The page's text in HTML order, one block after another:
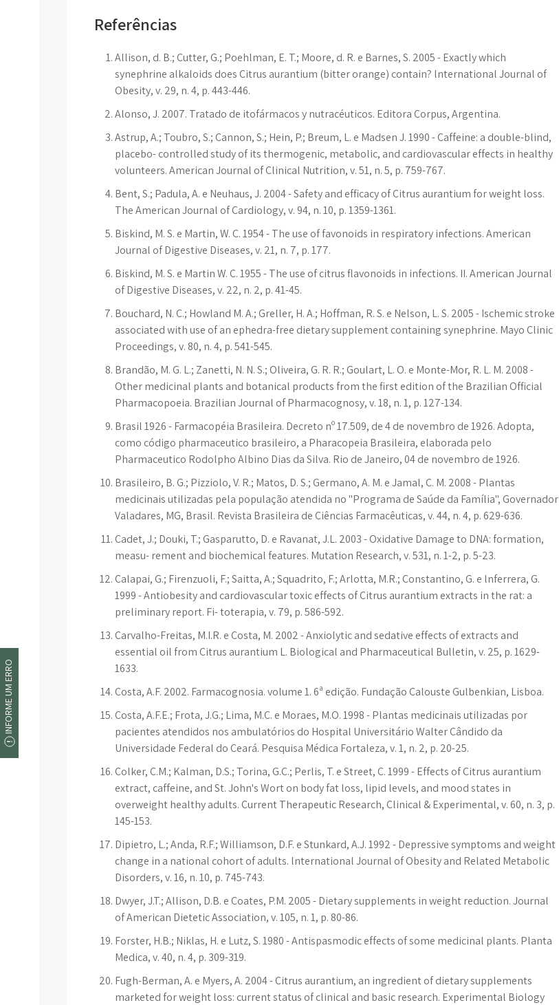
Referências
Allison, d. B.; Cutter, G.; Poehlman, E. T.; Moore, d. R. e Barnes, S. 2005 - Exactly which
synephrine alkaloids does Citrus aurantium (bitter orange) contain? lnternational Journal of
Obesity, v. 29, n. 4, p. 443-446.
Alonso, J. 2007. Tratado de itofármacos y nutracéuticos. Editora Corpus, Argentina.
Astrup, A.; Toubro, S.; Cannon, S.; Hein, P.; Breum, L. e Madsen J. 1990 - Caffeine: a double-blind,
placebo- controlled study of its thermogenic, metabolic, and cardiovascular effects in healthy
volunteers. American Journal of Clinical Nutrition, v. 51, n. 5, p. 759-767.
Bent, S.; Padula, A. e Neuhaus, J. 2004 - Safety and efficacy of Citrus aurantium for weight loss.
The American Journal of Cardiology, v. 94, n. 10, p. 1359-1361.
Biskind, M. S. e Martin, W. C. 1954 - The use of favonoids in respiratory infections. American
Journal of Digestive Diseases, v. 21, n. 7, p. 177.
Biskind, M. S. e Martin W. C. 1955 - The use of citrus flavonoids in infections. II. American Journal
of Digestive Diseases, v. 22, n. 2, p. 41-45.
Bouchard, N. C.; Howland M. A.; Greller, H. A.; Hoffman, R. S. e Nelson, L. S. 2005 - Ischemic stroke
associated with use of an ephedra-free dietary supplement containing synephrine. Mayo Clinic
Proceedings, v. 80, n. 4, p. 541-545.
Brandão, M. G. L.; Zanetti, N. N. S.; Oliveira, G. R. R.; Goulart, L. O. e Monte-Mor, R. L. M. 2008 -
Other medicinal plants and botanical products from the first edition of the Brazilian Official
Pharmacopoeia. Brazilian Journal of Pharmacognosy, v. 18, n. 1, p. 127-134.
Brasil 1926 - Farmacopéia Brasileira. Decreto nº 17.509, de 4 de novembro de 1926. Adopta,
como código pharmaceutico brasileiro, a Pharacopeia Brasileira, elaborada pelo
Pharmaceutico Rodolpho Albino Dias da Silva. Rio de Janeiro, 04 de novembro de 1926.
Brasileiro, B. G.; Pizziolo, V. R.; Matos, D. S.; Germano, A. M. e Jamal, C. M. 2008 - Plantas
medicinais utilizadas pela população atendida no "Programa de Saúde da Família", Governador
Valadares, MG, Brasil. Revista Brasileira de Ciências Farmacêuticas, v. 44, n. 4, p. 629-636.
Cadet, J.; Douki, T.; Gasparutto, D. e Ravanat, J.L. 2003 - Oxidative Damage to DNA: formation,
measu- rement and biochemical features. Mutation Research, v. 531, n. 1-2, p. 5-23.
Calapai, G.; Firenzuoli, F.; Saitta, A.; Squadrito, F.; Arlotta, M.R.; Constantino, G. e lnferrera, G.
1999 - Antiobesity and cardiovascular toxic effects of Citrus aurantium extracts in the rat: a
preliminary report. Fi- toterapia, v. 79, p. 586-592.
Carvalho-Freitas, M.I.R. e Costa, M. 2002 - Anxiolytic and sedative effects of extracts and
essential oil from Citrus aurantium L. Biological and Pharmaceutical Bulletin, v. 25, p. 1629-
1633.
Costa, A.F. 2002. Farmacognosia. volume 1. 6ª edição. Fundação Calouste Gulbenkian, Lisboa.
Costa, A.F.E.; Frota, J.G.; Lima, M.C. e Moraes, M.O. 1998 - Plantas medicinais utilizadas por
pacientes atendidos nos ambulatórios do Hospital Universitário Walter Cândido da
Universidade Federal do Ceará. Pesquisa Médica Fortaleza, v. 1, n. 2, p. 20-25.
Colker, C.M.; Kalman, D.S.; Torina, G.C.; Perlis, T. e Street, C. 1999 - Effects of Citrus aurantium
extract, caffeine, and St. John's Wort on body fat loss, lipid levels, and mood states in
overweight healthy adults. Current Therapeutic Research, Clinical & Experimental, v. 60, n. 3, p.
145-153.
Dipietro, L.; Anda, R.F.; Williamson, D.F. e Stunkard, A.J. 1992 - Depressive symptoms and weight
change in a national cohort of adults. lnternational Journal of Obesity and Related Metabolic
Disorders, v. 16, n. 10, p. 745-743.
Dwyer, J.T.; Allison, D.B. e Coates, P.M. 2005 - Dietary supplements in weight reduction. Journal
of American Dietetic Association, v. 105, n. 1, p. 80-86.
Forster, H.B.; Niklas, H. e Lutz, S. 1980 - Antispasmodic effects of some medicinal plants. Planta
Medica, v. 40, n. 4, p. 309-319.
Fugh-Berman, A. e Myers, A. 2004 - Citrus aurantium, an ingredient of dietary supplements
marketed for weight loss: current status of clinical and basic research. Experimental Biology
INFORME UM ERRO